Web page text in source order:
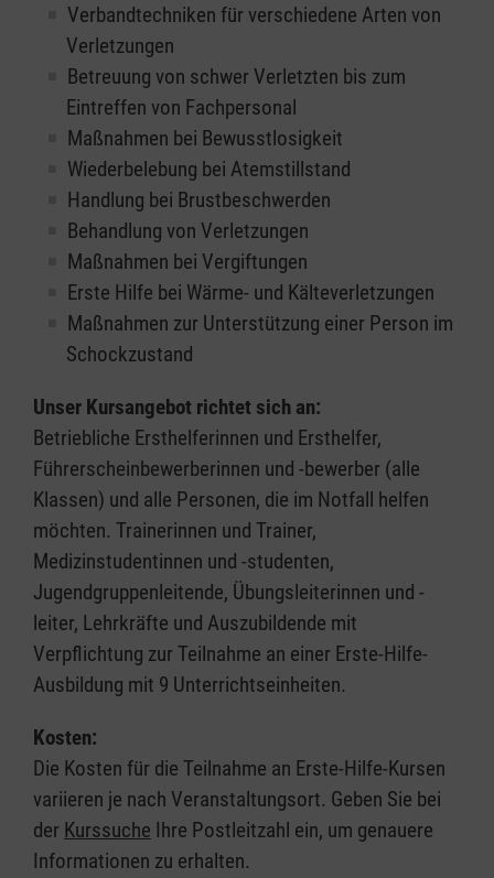
Verbandtechniken für verschiedene Arten von
Verletzungen
Betreuung von schwer Verletzten bis zum
Eintreffen von Fachpersonal
Maßnahmen bei Bewusstlosigkeit
Wiederbelebung bei Atemstillstand
Handlung bei Brustbeschwerden
Behandlung von Verletzungen
Maßnahmen bei Vergiftungen
Erste Hilfe bei Wärme- und Kälteverletzungen
Maßnahmen zur Unterstützung einer Person im
Schockzustand
Unser Kursangebot richtet sich an:
Betriebliche Ersthelferinnen und Ersthelfer,
Führerscheinbewerberinnen und -bewerber (alle
Klassen) und alle Personen, die im Notfall helfen
möchten. Trainerinnen und Trainer,
Medizinstudentinnen und -studenten,
Jugendgruppenleitende, Übungsleiterinnen und -
leiter, Lehrkräfte und Auszubildende mit
Verpflichtung zur Teilnahme an einer Erste-Hilfe-
Ausbildung mit 9 Unterrichtseinheiten.
Kosten:
Die Kosten für die Teilnahme an Erste-Hilfe-Kursen
variieren je nach Veranstaltungsort. Geben Sie bei
der Kurssuche Ihre Postleitzahl ein, um genauere
Informationen zu erhalten.